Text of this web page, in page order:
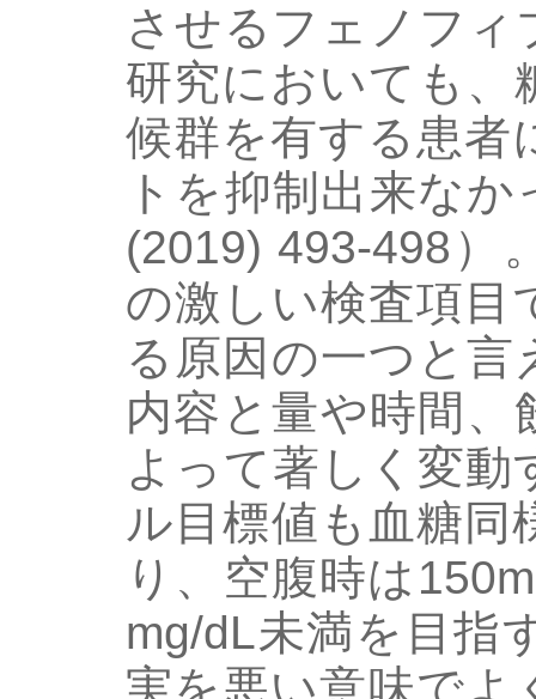
させるフェノフィ
研究においても、
候群を有する患者
トを抑制出来な
(2019) 493-498）
の激しい検査項目
る原因の一つと言
内容と量や時間、
よって著しく変動
ル目標値も血糖同
り、空腹時は
mg/dL未満を目指
実を悪い意味でよ